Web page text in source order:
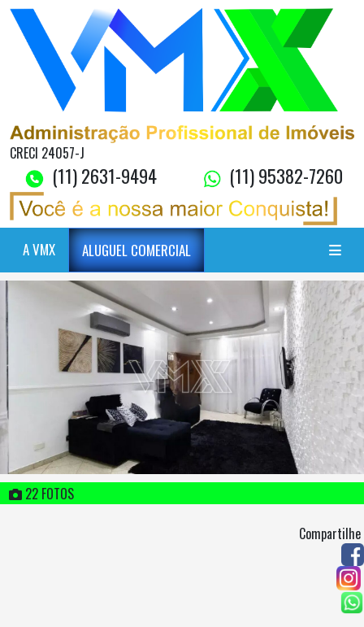
CRECI 24057-J
(11) 2631-9494 (11) 95382-7260
A VMX ALUGUEL COMERCIAL
22 FOTOS
Compartilhe